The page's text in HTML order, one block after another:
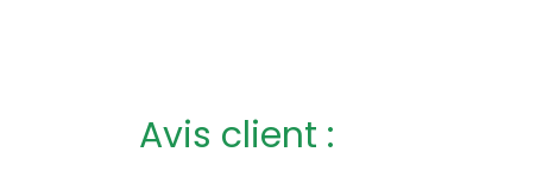
Avis client :